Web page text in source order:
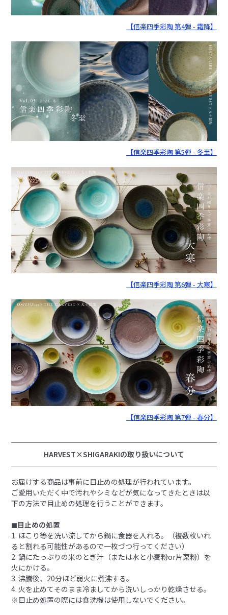
【信楽四季彩陶 第4弾 - 霜降】
【信楽四季彩陶 第5弾 - 冬至】
【信楽四季彩陶 第6弾 - 大寒】
【信楽四季彩陶 第7弾 - 春分】
HARVEST×SHIGARAKIの取り扱いについて
お届けする商品は事前に目止めの処理が行われています。
ご愛用いただく中で汚れやシミなどが気になってきたときは以
下の方法で目止めの処理を行うことができます。
◼︎目止めの処置
1. ほこり等を洗い流してから鍋に食器を入れる。（複数枚いれ
ると割れる可能性があるので一枚づつ行ってください）
2. 鍋にたっぷりの米のとぎ汁（または水と小麦粉or片栗粉）を
火にかける。
3. 沸騰後、20分ほど弱火に煮沸する。
4. 火を止めてそのまま冷ましてから洗いしっかり乾燥させる。
※目止め処置の際には食洗機は使用しないでください。